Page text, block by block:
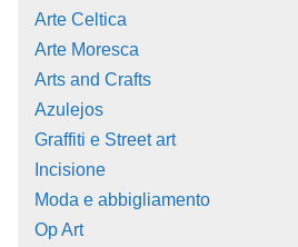
Arte Celtica
Arte Moresca
Arts and Crafts
Azulejos
Graffiti e Street art
Incisione
Moda e abbigliamento
Op Art